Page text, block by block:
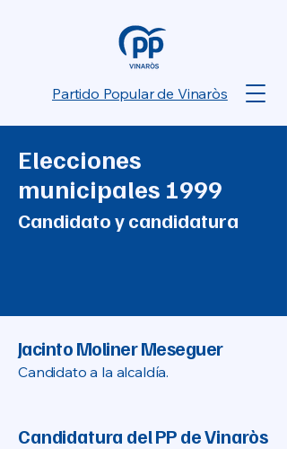
Partido Popular de Vinaròs
Elecciones
municipales 1999
Candidato y candidatura
Jacinto Moliner Meseguer
Candidato a la alcaldía.
Candidatura del PP de Vinaròs